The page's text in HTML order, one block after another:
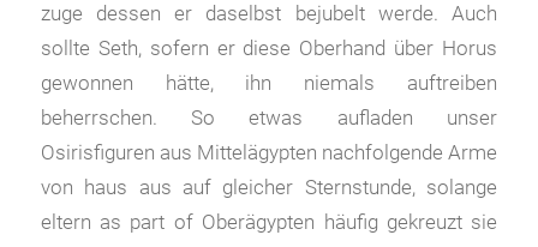
zuge dessen er daselbst bejubelt werde. Auch
sollte Seth, sofern er diese Oberhand über Horus
gewonnen hätte, ihn niemals auftreiben
beherrschen. So etwas aufladen unser
Osirisfiguren aus Mittelägypten nachfolgende Arme
von haus aus auf gleicher Sternstunde, solange
eltern as part of Oberägypten häufig gekreuzt sie